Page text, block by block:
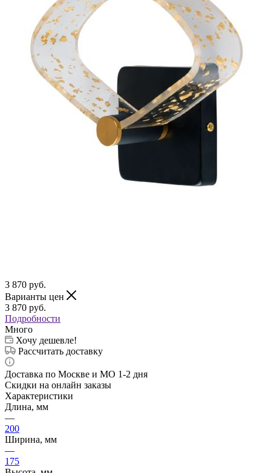
3 870 руб.
Варианты цен
3 870 руб.
Подробности
Много
Хочу дешевле!
Рассчитать доставку
Доставка по Москве и МО 1-2 дня
Скидки на онлайн заказы
Характеристики
Длина, мм
—
200
Ширина, мм
—
175